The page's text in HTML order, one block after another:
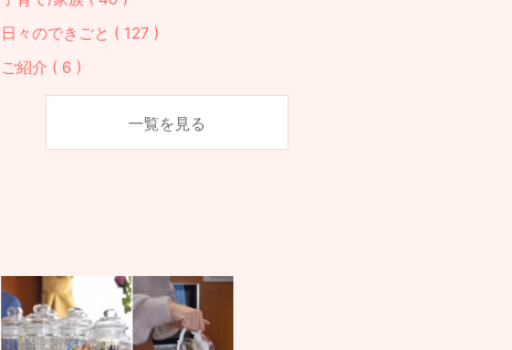
日々のできごと ( 127 )
ご紹介 ( 6 )
一覧を見る